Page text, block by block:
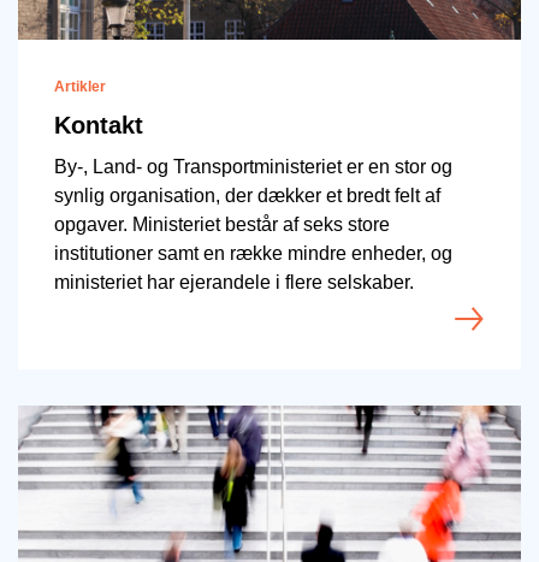
Artikler
Kontakt
By-, Land- og Transportministeriet er en stor og
synlig organisation, der dækker et bredt felt af
opgaver. Ministeriet består af seks store
institutioner samt en række mindre enheder, og
ministeriet har ejerandele i flere selskaber.